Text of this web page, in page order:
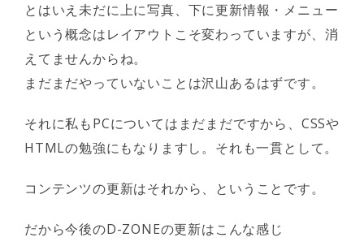
とはいえ未だに上に写真、下に更新情報・メニュー
という概念はレイアウトこそ変わっていますが、消
えてませんからね。
まだまだやっていないことは沢山あるはずです。
それに私もPCについてはまだまだですから、CSSや
HTMLの勉強にもなりますし。それも一貫として。
コンテンツの更新はそれから、ということです。
だから今後のD-ZONEの更新はこんな感じ